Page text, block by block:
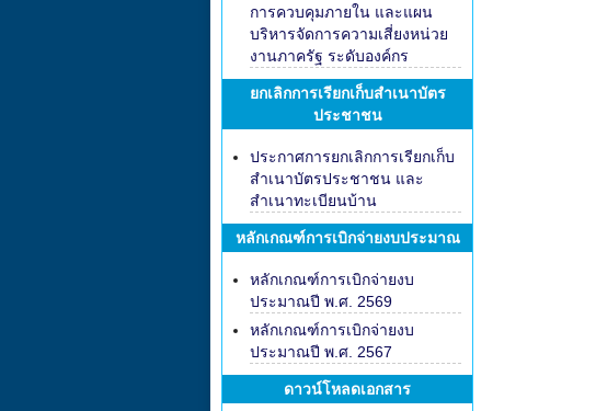
การควบคุมภายใน และแผน
บริหารจัดการความเสี่ยงหน่วย
งานภาครัฐ ระดับองค์กร
ยกเลิกการเรียกเก็บสำเนาบัตร
ประชาชน
ประกาศการยกเลิกการเรียกเก็บ
สำเนาบัตรประชาชน และ
สำเนาทะเบียนบ้าน
หลักเกณฑ์การเบิกจ่ายงบประมาณ
หลักเกณฑ์การเบิกจ่ายงบ
ประมาณปี พ.ศ. 2569
หลักเกณฑ์การเบิกจ่ายงบ
ประมาณปี พ.ศ. 2567
ดาวน์โหลดเอกสาร